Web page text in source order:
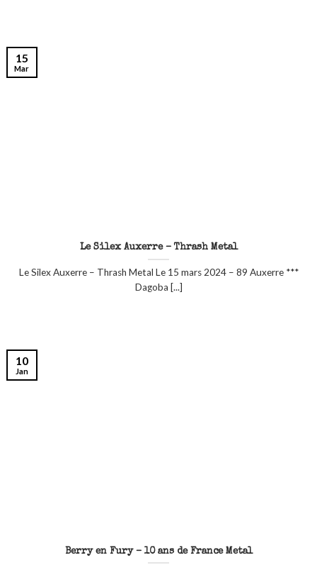
Le Silex Auxerre – Thrash Metal
Le Silex Auxerre – Thrash Metal Le 15 mars 2024 – 89 Auxerre ***
Dagoba [...]
15
Mar
Berry en Fury – 10 ans de France Metal
10
Jan